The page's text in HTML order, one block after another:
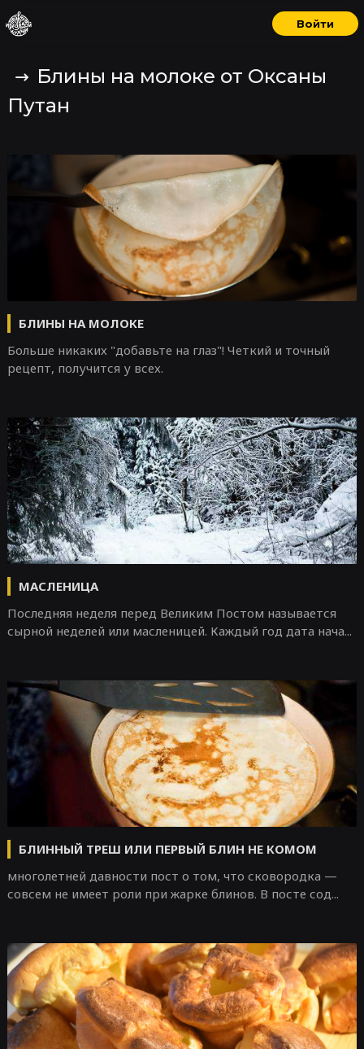
Войти
Блины на молоке от Оксаны
Путан
БЛИНЫ НА МОЛОКЕ
Больше никаких "добавьте на глаз"! Четкий и точный
рецепт, получится у всех.
МАСЛЕНИЦА
Последняя неделя перед Великим Постом называется
сырной неделей или масленицей. Каждый год дата нача...
БЛИННЫЙ ТРЕШ ИЛИ ПЕРВЫЙ БЛИН НЕ КОМОМ
многолетней давности пост о том, что сковородка —
совсем не имеет роли при жарке блинов. В посте сод...